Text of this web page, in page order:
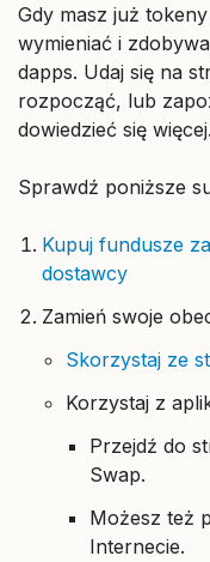
Gdy masz już
wymieniać i
dapps. Udaj się na
rozpocząć, lub
dowiedzieć się więcej.
Sprawdź poniższe
Kupuj fundusze
dostawcy
Zamień swoje
Skorzystaj ze
Korzystaj z
Przejdź do
Swap.
Możesz też
Internecie.